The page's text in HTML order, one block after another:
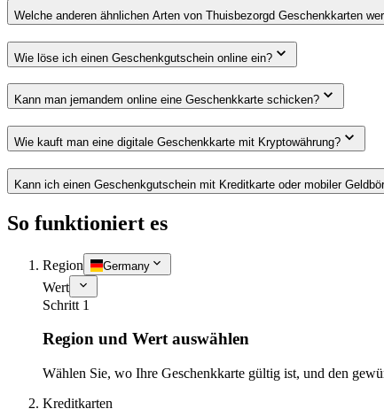
Welche anderen ähnlichen Arten von Thuisbezorgd Geschenkkarten
Wie löse ich einen Geschenkgutschein online ein?
Kann man jemandem online eine Geschenkkarte schicken?
Wie kauft man eine digitale Geschenkkarte mit Kryptowährung?
Kann ich einen Geschenkgutschein mit Kreditkarte oder mobiler
So funktioniert es
Region Germany
Wert
Schritt 1
Region und Wert auswählen
Wählen Sie, wo Ihre Geschenkkarte gültig ist, und den
Kreditkarten